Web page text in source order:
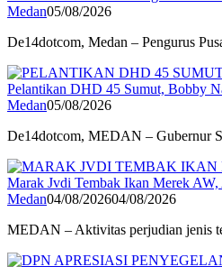
Medan05/08/2026
De14dotcom, Medan – Pengurus
Pelantikan DHD 45 Sumut, Bobby
Medan05/08/2026
De14dotcom, MEDAN – Gubernur
Marak Jvdi Tembak Ikan Merek
Medan04/08/202604/08/2026
MEDAN – Aktivitas perjudian jenis